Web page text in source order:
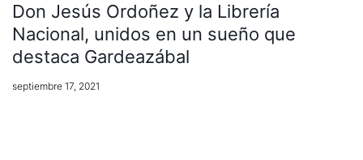
Don Jesús Ordoñez y la Librería
Nacional, unidos en un sueño que
destaca Gardeazábal
septiembre 17, 2021